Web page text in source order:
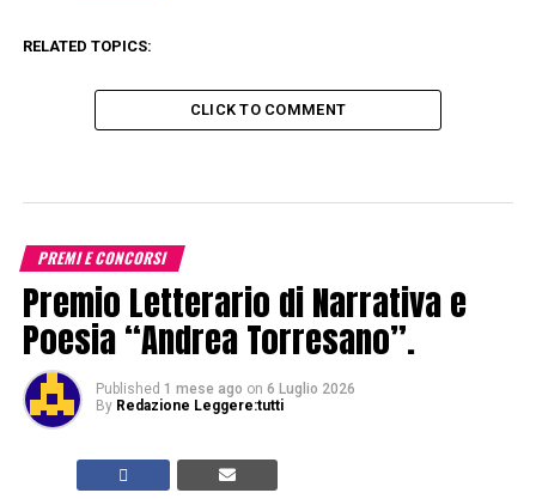
RELATED TOPICS:
CLICK TO COMMENT
PREMI E CONCORSI
Premio Letterario di Narrativa e
Poesia “Andrea Torresano”.
Published 1 mese ago on 6 Luglio 2026
By Redazione Leggere:tutti